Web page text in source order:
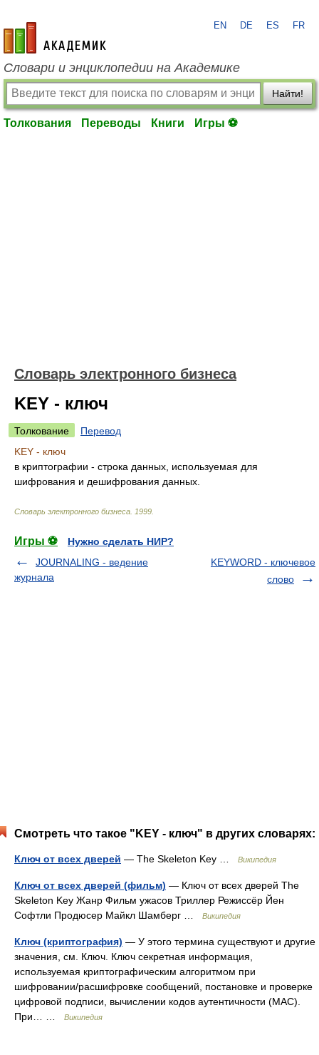
academic.ru
EN DE ES FR
Словари и энциклопедии на Академике
Найти!
Толкования Переводы Книги Игры ⚽
Словарь электронного бизнеса
KEY - ключ
Толкование
Перевод
KEY - ключ
в криптографии - строка данных, используемая для
шифрования и дешифрования данных.
Словарь электронного бизнеса 1999
Игры ⚽
Нужно сделать НИР?
JOURNALING - ведение
журнала
KEYWORD - ключевое
слово
Смотреть что такое "KEY - ключ" в других словарях:
Ключ от всех дверей — The Skeleton Key … Википедия
Ключ от всех дверей (фильм) — Ключ от всех дверей The
Skeleton Key Жанр Фильм ужасов Триллер Режиссёр Йен
Софтли Продюсер Майкл Шамберг …
Википедия
Ключ (криптография) — У этого термина существуют и другие
значения, см. Ключ. Ключ секретная информация,
используемая криптографическим алгоритмом при
шифровании/расшифровке сообщений, постановке и проверке
цифровой подписи, вычислении кодов аутентичности (MAC).
При… …
Википедия